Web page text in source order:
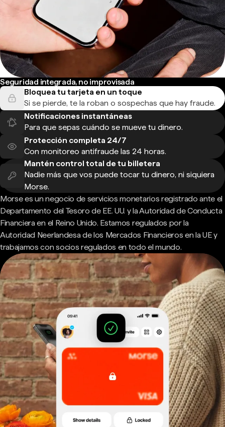
Seguridad integrada, no improvisada
Bloquea tu tarjeta en un toque
Si se pierde, te la roban o sospechas que hay fraude.
Notificaciones instantáneas
Para que sepas cuándo se mueve tu dinero.
Protección completa 24/7
Con monitoreo antifraude las 24 horas.
Mantén control total de tu billetera
Nadie más que vos puede tocar tu dinero, ni siquiera
Morse.
Morse es un negocio de servicios monetarios registrado ante el
Departamento del Tesoro de EE. UU. y la Autoridad de Conducta
Financiera en el Reino Unido. Estamos regulados por la
Autoridad Neerlandesa de los Mercados Financieros en la UE y
trabajamos con socios regulados en todo el mundo.